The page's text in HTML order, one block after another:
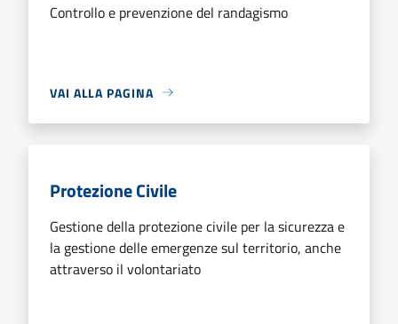
Controllo e prevenzione del randagismo
VAI ALLA PAGINA
Protezione Civile
Gestione della protezione civile per la sicurezza e
la gestione delle emergenze sul territorio, anche
attraverso il volontariato